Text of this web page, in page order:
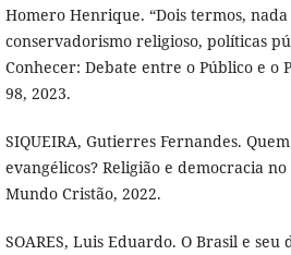
Homero Henrique. “Dois termos, nada
conservadorismo religioso, políticas
Conhecer: Debate entre o Público e o
98, 2023.
SIQUEIRA, Gutierres Fernandes.
evangélicos? Religião e democracia
Mundo Cristão, 2022.
SOARES, Luis Eduardo. O Brasil e seu